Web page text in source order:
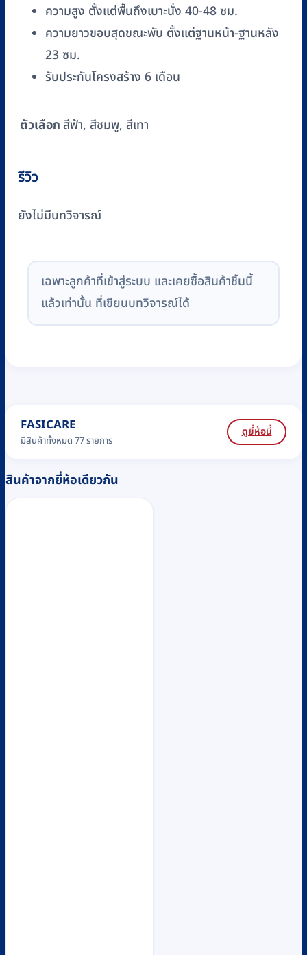
ความสูง ตั้งแต่พื้นถึงเบาะนั่ง 40-48 ซม.
ความยาวขอบสุดขณะพับ ตั้งแต่ฐานหน้า-ฐานหลัง
23 ซม.
รับประกันโครงสร้าง 6 เดือน
ตัวเลือกสีฟ้า, สีชมพู, สีเทา
รีวิว
ยังไม่มีบทวิจารณ์
เฉพาะลูกค้าที่เข้าสู่ระบบ และเคยซื้อสินค้าชิ้นนี้
แล้วเท่านั้น ที่เขียนบทวิจารณ์ได้
FASICARE
มีสินค้าทั้งหมด 77 รายการ
ดูยี่ห้อนี้
สินค้าจากยี่ห้อเดียวกัน